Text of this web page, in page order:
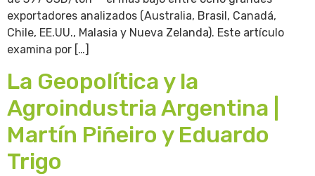
exportadores analizados (Australia, Brasil, Canadá,
Chile, EE.UU., Malasia y Nueva Zelanda). Este artículo
examina por […]
La Geopolítica y la
Agroindustria Argentina |
Martín Piñeiro y Eduardo
Trigo